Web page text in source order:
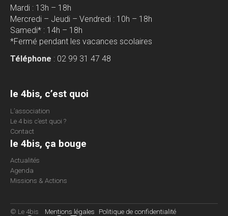
Mardi : 13h – 18h
Mercredi – Jeudi – Vendredi : 10h – 18h
Samedi* : 14h – 18h
*Fermé pendant les vacances scolaires
Téléphone : 02 99 31 47 48
le 4bis, c’est quoi
L’association
Le 4 bis c’est quoi ?
Contact
le 4bis, ça bouge
Actualités
Agenda
Missions & Actions
© Le 4bis Mentions légales Politique de confidentialité